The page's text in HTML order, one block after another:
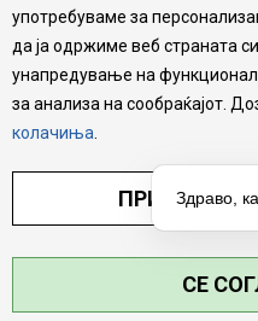
Настојуваме да бидеме
производите,
можеме да
комплетни и без
нашата понуда, но не
достапни
употребуваме за
да ја одржиме веб страната
унапредување на
за анализа на сообраќајот.
колачиња
СЕ
Здраво,